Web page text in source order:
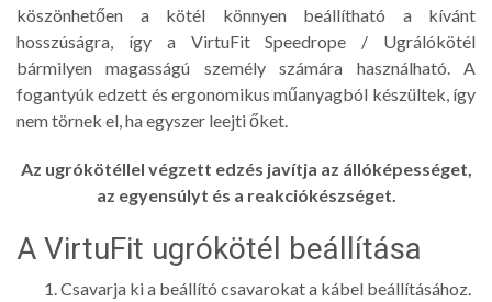
köszönhetően a kötél könnyen beállítható a kívánt
hosszúságra, így a VirtuFit Speedrope / Ugrálókötél
bármilyen magasságú személy számára használható. A
fogantyúk edzett és ergonomikus műanyagból készültek, így
nem törnek el, ha egyszer leejti őket.
Az ugrókötéllel végzett edzés javítja az állóképességet,
az egyensúlyt és a reakciókészséget.
A VirtuFit ugrókötél beállítása
Csavarja ki a beállító csavarokat a kábel beállításához.